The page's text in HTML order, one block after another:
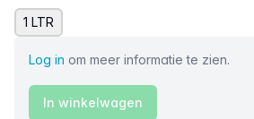
1 LTR
Log in om meer informatie te zien.
In winkelwagen